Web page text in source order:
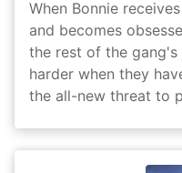
When Bonnie
and becomes
the rest of the
harder when they
the all-new threat to